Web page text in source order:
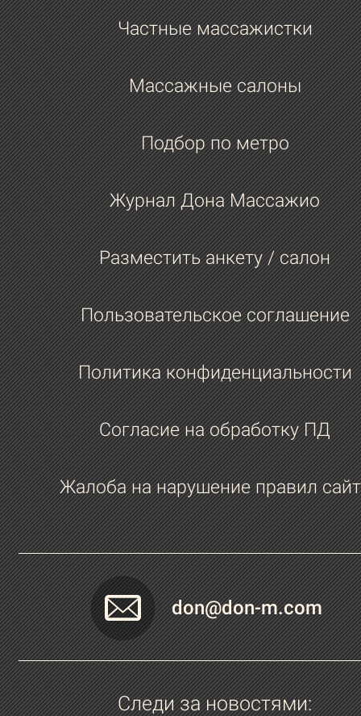
Частные массажистки
Массажные салоны
Подбор по метро
Журнал Дона Массажио
Разместить анкету / салон
Пользовательское соглашение
Политика конфиденциальности
Согласие на обработку ПД
Жалоба на нарушение правил
don@don-m.com
Следи за новостями: